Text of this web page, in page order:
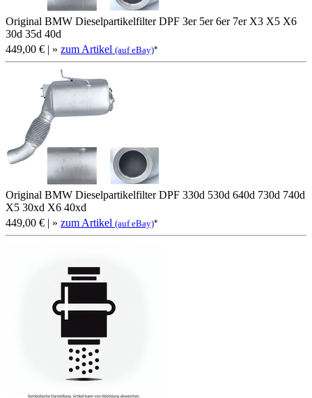
Original BMW Dieselpartikelfilter DPF 3er 5er 6er 7er X3 X5 X6
30d 35d 40d
449,00 € | » zum Artikel (auf eBay)*
Original BMW Dieselpartikelfilter DPF 330d 530d 640d 730d 740d
X5 30xd X6 40xd
449,00 € | » zum Artikel (auf eBay)*